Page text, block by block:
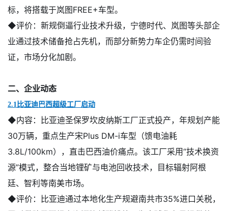
标，将搭载于岚图FREE+车型。
◆评价： 新规倒逼行业技术升级，宁德时代、岚图等头部企
业通过技术储备抢占先机，而部分新势力车企仍需时间验
证，市场分化加剧。
二、企业动态
2.1比亚迪巴西超级工厂启动
◆内容：
比亚迪圣保罗坎皮纳斯工厂正式投产，年规划产能
30万辆，重点生产宋Plus DM-i车型（馈电油耗
3.8L/100km），直击巴西油价痛点。该工厂采用“技术换资
源”模式，整合当地锂矿与电池回收技术，目标辐射阿根
廷、智利等南美市场。
◆评价：
比亚迪通过本地化生产规避南共市35%进口关税，